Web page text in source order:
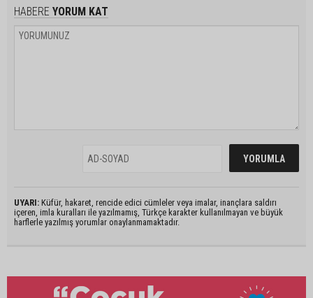
HABERE YORUM KAT
UYARI: Küfür, hakaret, rencide edici cümleler veya imalar, inançlara saldırı
içeren, imla kuralları ile yazılmamış, Türkçe karakter kullanılmayan ve büyük
harflerle yazılmış yorumlar onaylanmamaktadır.